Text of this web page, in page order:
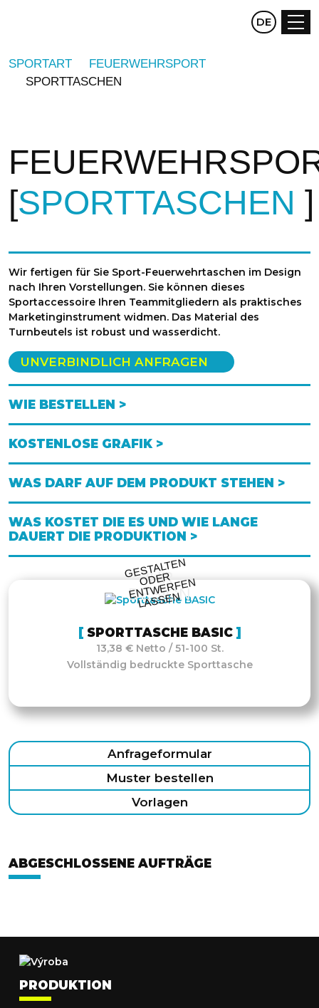
CZ EN
DE
SPORTART
FEUERWEHRSPORT
SPORTTASCHEN
SPORTTASCHEN
Wir fertigen für Sie Sport-Feuerwehrtaschen im Design
nach Ihren Vorstellungen. Sie können dieses
Sportaccessoire Ihren Teammitgliedern als praktisches
Marketinginstrument widmen. Das Material des
Turnbeutels ist robust und wasserdicht.
UNVERBINDLICH ANFRAGEN
WIE BESTELLEN >
KOSTENLOSE GRAFIK >
WAS DARF AUF DEM PRODUKT STEHEN >
WAS KOSTET DIE ES UND WIE LANGE
DAUERT DIE PRODUKTION >
IHR
DESIGN
GESTALTE
N
O
DE
R
E
NT
WE
RFE
N
LASSE
N
SPORTTASCHE BASIC
13,38 € Netto / 51-100 St.
Vollständig bedruckte Sporttasche
Anfrageformular
Muster bestellen
Vorlagen
ABGESCHLOSSENE AUFTRÄGE
PRODUKTION